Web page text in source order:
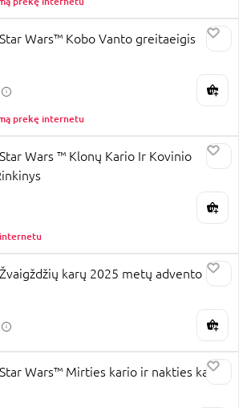
Wars™ Kobo Vanto greitaeigis
prekę internetu
Wars ™ Klonų Kario Ir Kovinio
karų 2025 metų advento
Wars™ Mirties kario ir nakties kario